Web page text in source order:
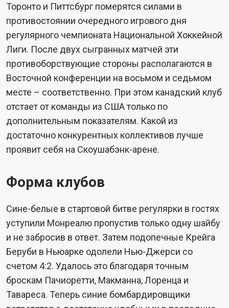
Торонто и Питтсбург померятся силами в
противостоянии очередного игрового дня
регулярного чемпионата Национальной Хоккейной
Лиги. После двух сыгранных матчей эти
противоборствующие стороны располагаются в
Восточной конференции на восьмом и седьмом
месте – соответственно. При этом канадский клуб
отстает от команды из США только по
дополнительным показателям. Какой из
достаточно конкурентных коллективов лучше
проявит себя на Скоушабэнк-арене.
Форма клубов
Сине-белые в стартовой битве регулярки в гостях
уступили Монреалю пропустив только одну шайбу
и не забросив в ответ. Затем подопечные Крейга
Беруби в Ньюарке одолели Нью-Джерси со
счетом 4:2. Удалось это благодаря точным
броскам Пачиоретти, Макманна, Лоренца и
Тавареса. Теперь синие бомбардировщики